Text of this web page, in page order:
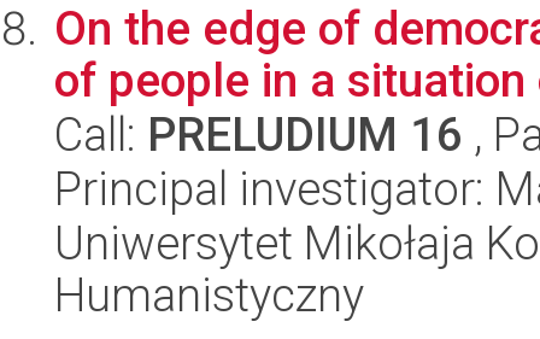
On the edge of
of people in a
Call: PRELUDIUM 16 ,
Principal investigator:
Uniwersytet Mikołaja
Humanistyczny